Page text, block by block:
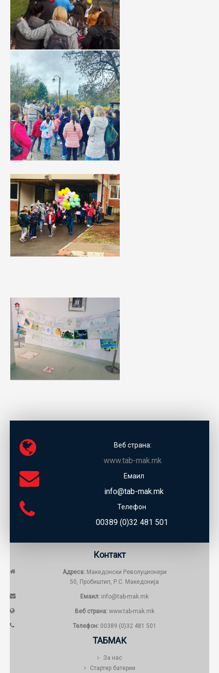
Веб страна:
www.tab-mak.mk
Емаил
info@tab-mak.mk
Телефон
00389 (0)32 481 501
Контакт
Адреса:Македонски Револуционери
50, Пробиштип, Р.С. Македонија
Емаил: info@tab-mak.mk
Веб страна: www.tab-mak.mk
Телефон:00389 (0)32 481 501
ТАБМАК
За нас
Стартер батерии